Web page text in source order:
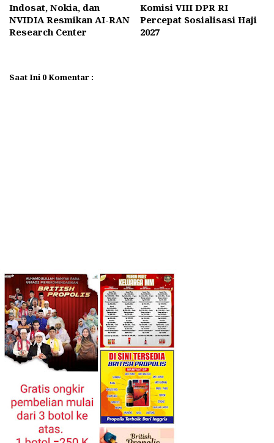
Indosat, Nokia, dan
NVIDIA Resmikan AI-RAN
Research Center
Komisi VIII DPR RI
Percepat Sosialisasi Haji
2027
Saat Ini 0 Komentar :